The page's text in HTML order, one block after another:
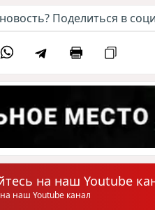
Поделиться в
на наш Youtube
наш Youtube канал